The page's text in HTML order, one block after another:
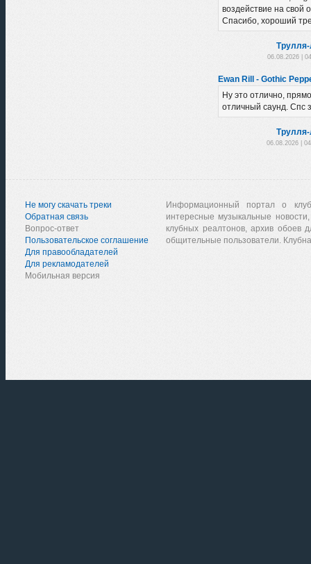
воздействие на свой
Спасибо, хороший
06.08.2026 |
Ewan Rill - Gothic
Ну это отлично,
отличный саунд. Спс
06.08.2026 |
Не могу скачать треки
Обратная связь
Вопрос-ответ
Пользовательское соглашение
Для правообладателей
Для рекламодателей
Мобильная версия
Информационный портал о
интересные музыкальные
клубных реалтонов, архив обоев
общительные пользователи.